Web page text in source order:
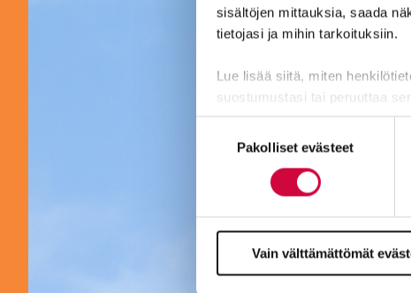
sisältöjen mittauksia, saada
tietojasi ja mihin tarkoituksiin.
Lue lisää siitä, miten
suostumustasi tai peruuttaa
Evästeistä osa on
Pakolliset evästeet
Vain välttämättömät